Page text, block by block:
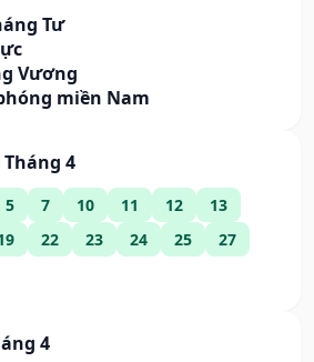
Tư
Vương
miền Nam
4
5 7 10 11 12
13
22 23 24 25
27
4